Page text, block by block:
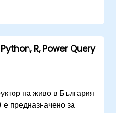
прозрения.
визуализации и табла
като Copilot и
отчитане.
и управляват отчети в
R, Power Query
на живо в България
предназначено за